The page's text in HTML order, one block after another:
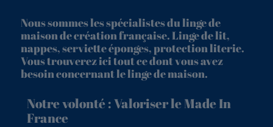
Nous sommes les spécialistes du linge de
maison de création française. Linge de lit,
nappes, serviette éponges, protection literie.
Vous trouverez ici tout ce dont vous avez
besoin concernant le linge de maison.
Notre volonté : Valoriser le Made In
France